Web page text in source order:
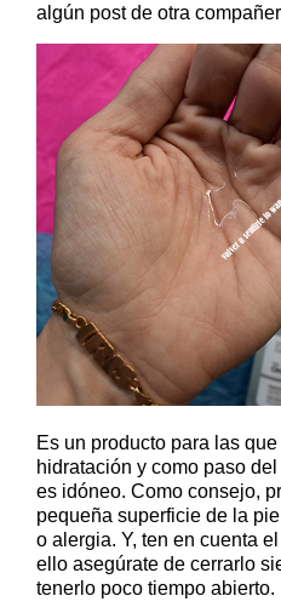
algún post de otra
Es un producto para las
hidratación y como paso
es idóneo. Como consejo,
pequeña superficie de la
o alergia. Y, ten en cuenta
ello asegúrate de cerrarlo
tenerlo poco tiempo abierto.